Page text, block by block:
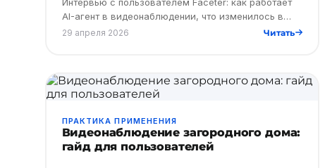
AI-агент в видеонаблюдении, что изменилось в
уведомлениях и есть ли практическая польза от ИИ
29 апреля 2026 Читать
ПРАКТИКА ПРИМЕНЕНИЯ
Видеонаблюдение загородного дома:
гайд для пользователей